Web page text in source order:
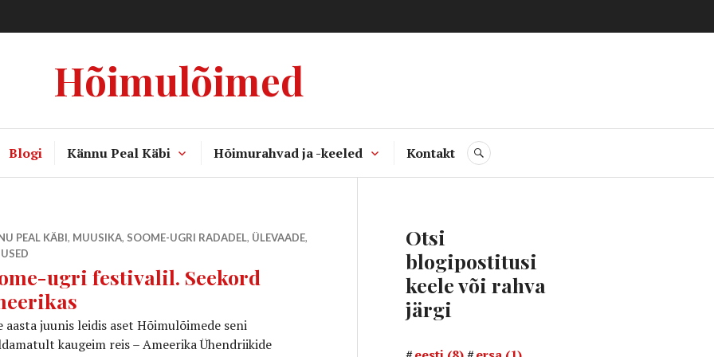
Hõimulõimed
Blogi Kännu Peal Käbi Hõimurahvad ja -keeled Kontakt SEARCH
PEAL KÄBI, MUUSIKA, SOOME-UGRI RADADEL, ÜLEVAADE,
ugri festivalil. Seekord
aasta juunis leidis aset Hõimulõimede seni
kaugeim reis – Ameerika Ühendriikide
Otsi
blogipostitusi
keele või rahva
järgi